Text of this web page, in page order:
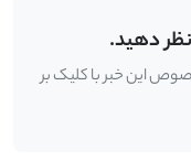
دهید.
این خبر با کلیک بر